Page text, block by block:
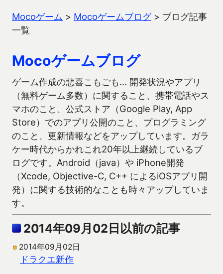
Mocoゲーム > Mocoゲームブログ> ブログ記事
一覧
Mocoゲームブログ
ゲーム作成の悲喜こもごも… 開発状況やアプリ
（無料ゲーム多数）に関すること、携帯電話やス
マホのこと、公式ストア（Google Play, App
Store）でのアプリ公開のこと、プログラミング
のこと、更新情報などをアップしています。ガラ
ケー時代からかれこれ20年以上継続しているブ
ログです。Android（java）や iPhone開発
（Xcode, Objective-C, C++ によるiOSアプリ開
発）に関する技術的なことも時々アップしていま
す。
2014年09月02日以前の記事
2014年09月02日
ドラクエ新作